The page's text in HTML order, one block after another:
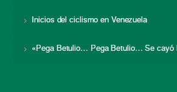
Inicios del ciclismo en Venezuela
«Pega Betulio… Pega Betulio… Se cayó